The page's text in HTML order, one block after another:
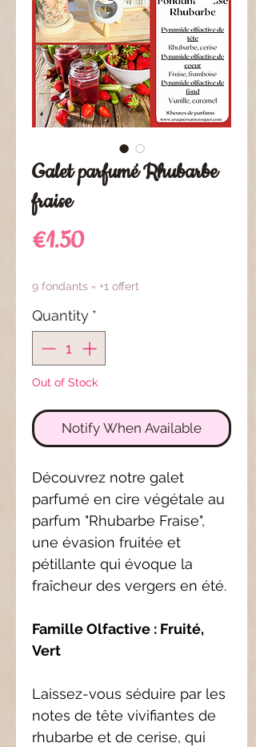
Galet parfumé Rhubarbe
fraise
€1.50Price
9 fondants = +1 offert
Quantity *
Out of Stock
Notify When Available
Découvrez notre galet
parfumé en cire végétale au
parfum "Rhubarbe Fraise",
une évasion fruitée et
pétillante qui évoque la
fraîcheur des vergers en été.
Famille Olfactive : Fruité,
Vert
Laissez-vous séduire par les
notes de tête vivifiantes de
rhubarbe et de cerise, qui